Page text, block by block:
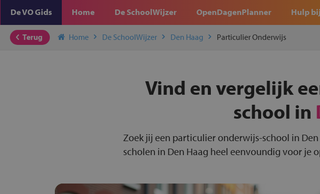
De VO Gids Home De SchoolWijzer OpenDagenPlanner Hulp
Terug Home De SchoolWijzer Den Haag Particulier Onderwijs
Vind en vergelijk
school in
Zoek jij een particulier onderwijs-school in
scholen in Den Haag heel eenvoundig voor je